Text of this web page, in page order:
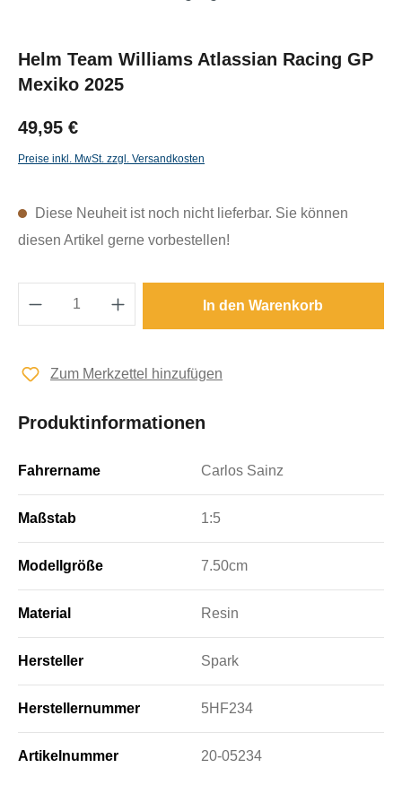
Helm Team Williams Atlassian Racing GP
Mexiko 2025
49,95 €
Preise inkl. MwSt. zzgl. Versandkosten
Diese Neuheit ist noch nicht lieferbar. Sie können
diesen Artikel gerne vorbestellen!
Produkt Anzahl: Gib den gewünschten
In den Warenkorb
Zum Merkzettel hinzufügen
Produktinformationen
Fahrername Carlos Sainz
Maßstab 1:5
Modellgröße 7.50cm
Material Resin
Hersteller Spark
Herstellernummer 5HF234
Artikelnummer 20-05234